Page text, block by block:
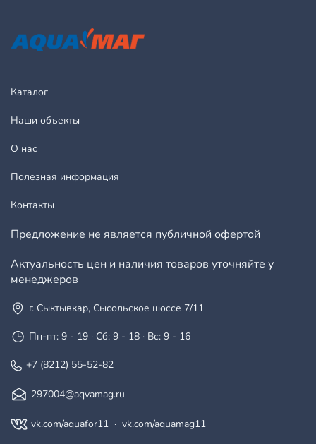
Каталог
Наши объекты
О нас
Полезная информация
Контакты
Предложение не является публичной офертой
Актуальность цен и наличия товаров уточняйте у
менеджеров
г. Сыктывкар, Сысольское шоссе 7/11
Пн-пт: 9 - 19 · Сб: 9 - 18 · Вс: 9 - 16
+7 (8212) 55-52-82
297004@aqvamag.ru
vk.com/aquafor11 · vk.com/aquamag11